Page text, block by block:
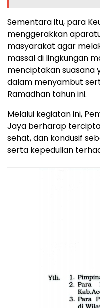
Sementara itu, para
menggerakkan
masyarakat agar
massal di lingkungan
menciptakan suasana
dalam menyambut
Ramadhan tahun ini.
Melalui kegiatan ini,
Jaya berharap
sehat, dan kondusif
serta kepedulian